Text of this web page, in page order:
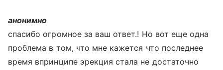
анонимно
спасибо огромное за ваш ответ.! Но вот еще одна
проблема в том, что мне кажется что последнее
время впринципе эрекция стала не достаточно